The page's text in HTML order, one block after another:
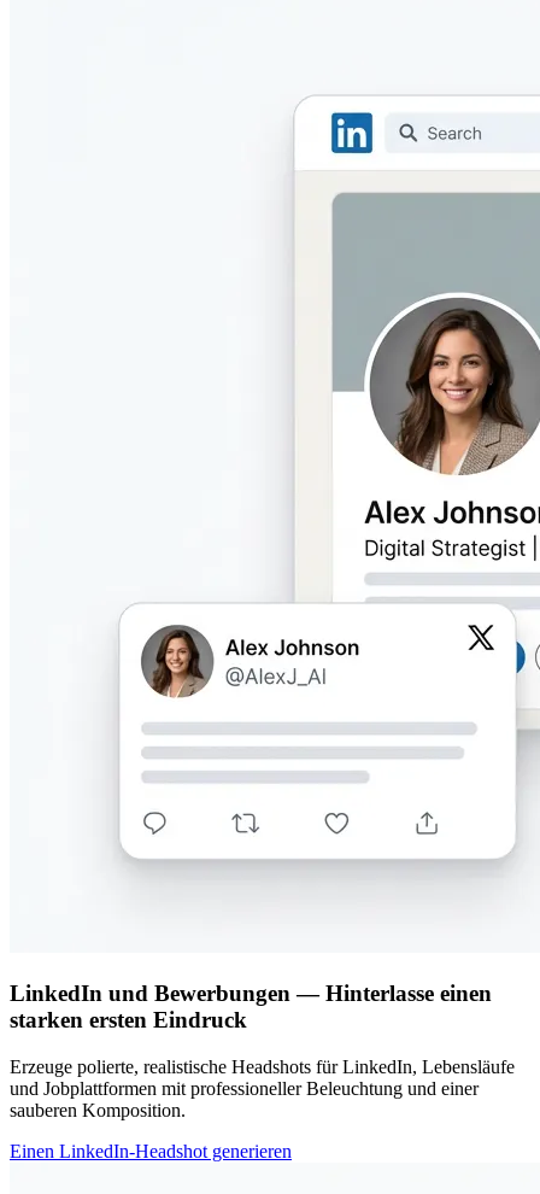
LinkedIn und Bewerbungen — Hinterlasse einen
starken ersten Eindruck
Erzeuge polierte, realistische Headshots für LinkedIn, Lebensläufe
und Jobplattformen mit professioneller Beleuchtung und einer
sauberen Komposition.
Einen LinkedIn-Headshot generieren